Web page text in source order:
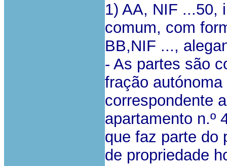
1) AA, NIF ...50,
comum, com
BB,NIF ...,
- As partes são
fração autónoma
correspondente
apartamento n.º
que faz parte do
de propriedade